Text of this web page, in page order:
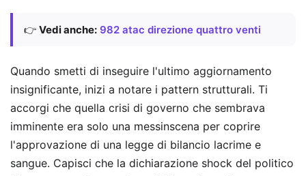
👉 Vedi anche: 982 atac direzione quattro venti
Quando smetti di inseguire l'ultimo aggiornamento
insignificante, inizi a notare i pattern strutturali. Ti
accorgi che quella crisi di governo che sembrava
imminente era solo una messinscena per coprire
l'approvazione di una legge di bilancio lacrime e
sangue. Capisci che la dichiarazione shock del politico